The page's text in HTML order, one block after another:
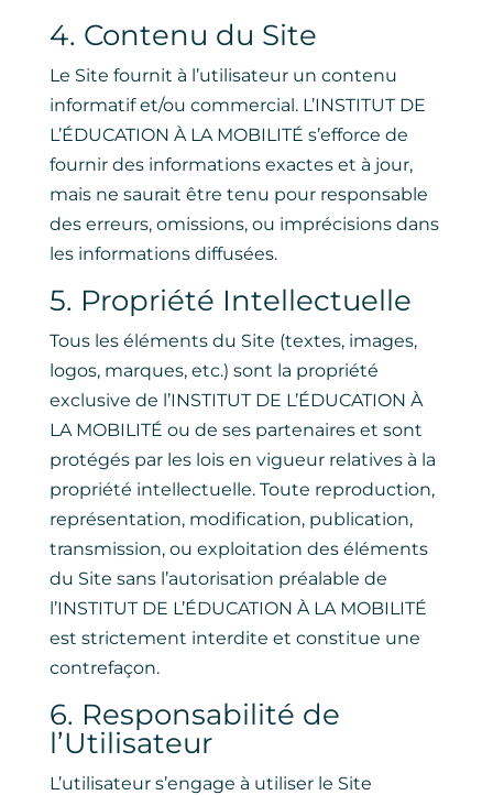
4. Contenu du Site
Le Site fournit à l’utilisateur un contenu
informatif et/ou commercial. L’INSTITUT DE
L’ÉDUCATION À LA MOBILITÉ s’efforce de
fournir des informations exactes et à jour,
mais ne saurait être tenu pour responsable
des erreurs, omissions, ou imprécisions dans
les informations diffusées.
5. Propriété Intellectuelle
Tous les éléments du Site (textes, images,
logos, marques, etc.) sont la propriété
exclusive de l’INSTITUT DE L’ÉDUCATION À
LA MOBILITÉ ou de ses partenaires et sont
protégés par les lois en vigueur relatives à la
propriété intellectuelle. Toute reproduction,
représentation, modification, publication,
transmission, ou exploitation des éléments
du Site sans l’autorisation préalable de
l’INSTITUT DE L’ÉDUCATION À LA MOBILITÉ
est strictement interdite et constitue une
contrefaçon.
6. Responsabilité de
l’Utilisateur
L’utilisateur s’engage à utiliser le Site